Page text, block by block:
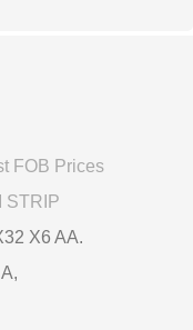
FOB Prices
STRIP
X6 AA.